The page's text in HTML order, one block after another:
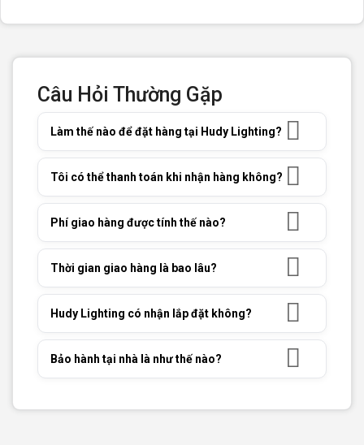
Câu Hỏi Thường Gặp
Làm thế nào để đặt hàng tại Hudy Lighting?
Tôi có thể thanh toán khi nhận hàng không?
Phí giao hàng được tính thế nào?
Thời gian giao hàng là bao lâu?
Hudy Lighting có nhận lắp đặt không?
Bảo hành tại nhà là như thế nào?